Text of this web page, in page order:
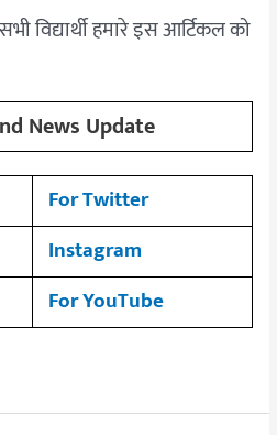
विद्यार्थी हमारे इस आर्टिकल को
News Update
For Twitter
Instagram
For YouTube